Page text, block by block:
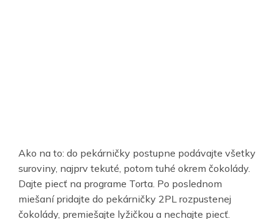
Ako na to: do pekárničky postupne podávajte všetky
suroviny, najprv tekuté, potom tuhé okrem čokolády.
Dajte piecť na programe Torta. Po poslednom
miešaní pridajte do pekárničky 2PL rozpustenej
čokolády, premiešajte lyžičkou a nechajte piecť.